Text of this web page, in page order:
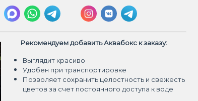
Рекомендуем добавить Аквабокс к заказу:
Выглядит красиво
Удобен при транспортировке
Позволяет сохранить целостность и свежесть
цветов за счет постоянного доступа к воде